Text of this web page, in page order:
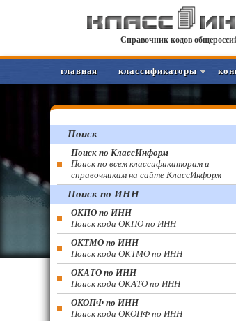
Справочник кодов
главная классификаторы
Поиск
Поиск по КлассИнформ
Поиск по всем классификаторам и
справочникам на сайте КлассИнформ
Поиск по ИНН
ОКПО по ИНН
Поиск кода ОКПО по ИНН
ОКТМО по ИНН
Поиск кода ОКТМО по ИНН
ОКАТО по ИНН
Поиск кода ОКАТО по ИНН
ОКОПФ по ИНН
Поиск кода ОКОПФ по ИНН